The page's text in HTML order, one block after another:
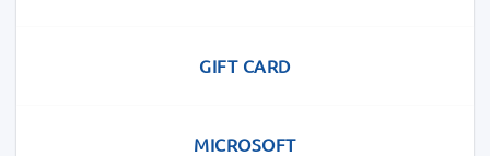
GIFT CARD
MICROSOFT